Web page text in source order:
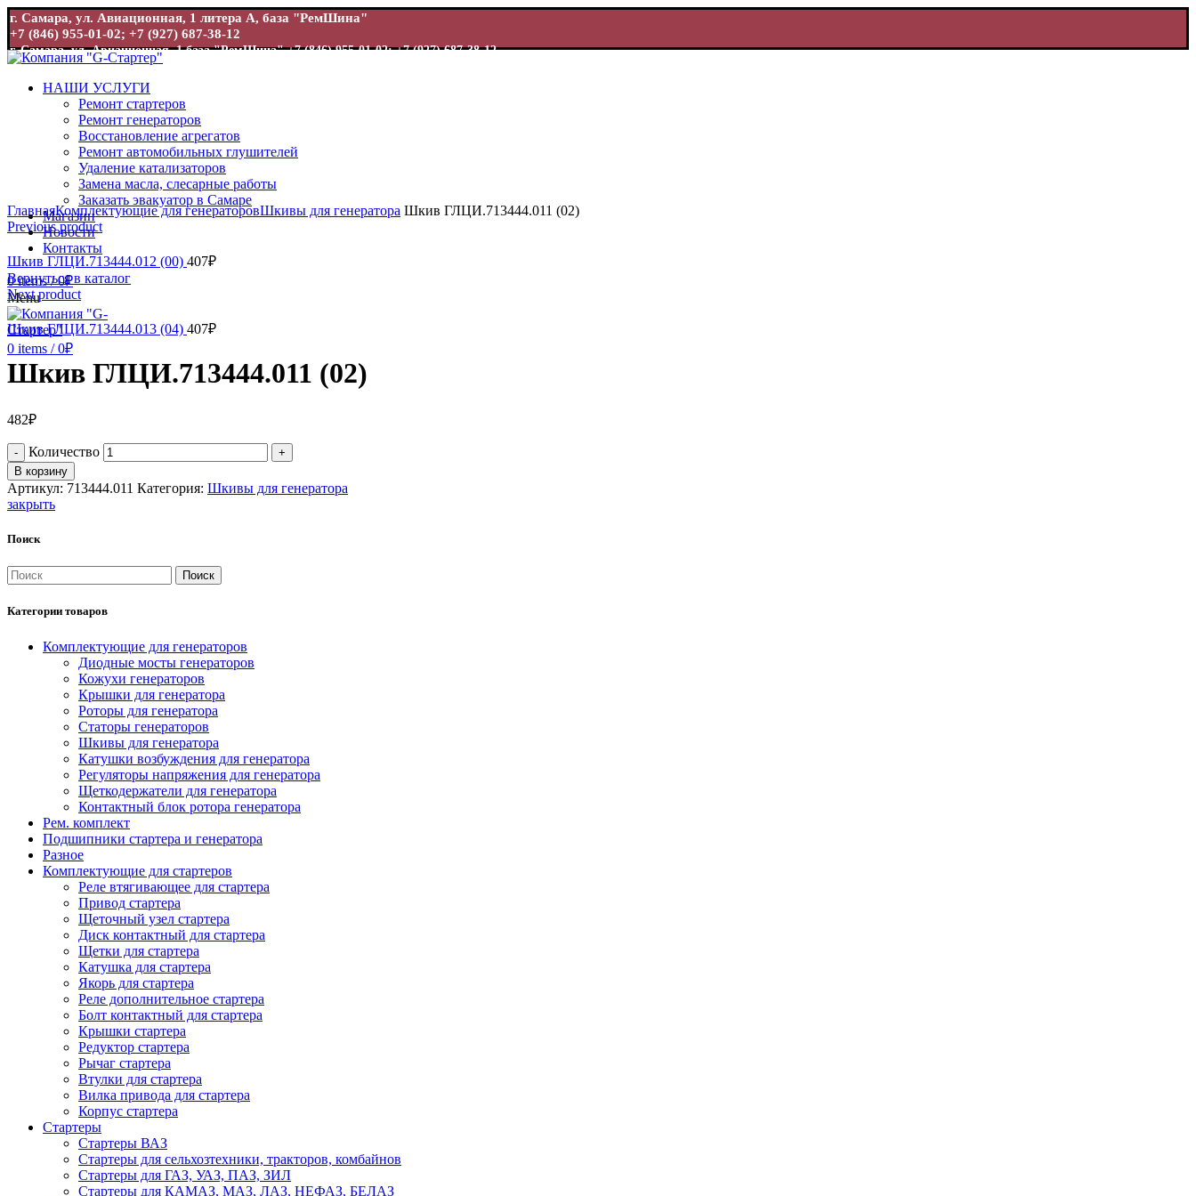
г. Самара, ул. Авиационная, 1 литера А, база "РемШина"
+7 (846) 955-01-02; +7 (927) 687-38-12
г. Самара, ул. Авиационная, 1 база "РемШина" +7 (846) 955-01-02; +7 (927) 687-38-12
НАШИ УСЛУГИ
Ремонт стартеров
Ремонт генераторов
Восстановление агрегатов
Ремонт автомобильных глушителей
Удаление катализаторов
Замена масла, слесарные работы
Заказать эвакуатор в Самаре
Магазин
Новости
Контакты
0items / 0₽
Menu
0 items / 0₽
Увеличить
ГлавнаяКомплектующие для генераторовШкивы для генератора Шкив ГЛЦИ.713444.011 (02)
Previous product
Шкив ГЛЦИ.713444.012 (00) 407₽
Вернуться в каталог
Next product
Шкив ГЛЦИ.713444.013 (04) 407₽
Шкив ГЛЦИ.713444.011 (02)
482₽
Количество
В корзину
Артикул: 713444.011 Категория: Шкивы для генератора
закрыть
Поиск
Поиск
Категории товаров
Комплектующие для генераторов
Диодные мосты генераторов
Кожухи генераторов
Крышки для генератора
Роторы для генератора
Статоры генераторов
Шкивы для генератора
Катушки возбуждения для генератора
Регуляторы напряжения для генератора
Щеткодержатели для генератора
Контактный блок ротора генератора
Рем. комплект
Подшипники стартера и генератора
Разное
Комплектующие для стартеров
Реле втягивающее для стартера
Привод стартера
Щеточный узел стартера
Диск контактный для стартера
Щетки для стартера
Катушка для стартера
Якорь для стартера
Реле дополнительное стартера
Болт контактный для стартера
Крышки стартера
Редуктор стартера
Рычаг стартера
Втулки для стартера
Вилка привода для стартера
Корпус стартера
Стартеры
Стартеры ВАЗ
Стартеры для сельхозтехники, тракторов, комбайнов
Стартеры для ГАЗ, УАЗ, ПАЗ, ЗИЛ
Стартеры для КАМАЗ, МАЗ, ЛАЗ, НЕФАЗ, БЕЛАЗ